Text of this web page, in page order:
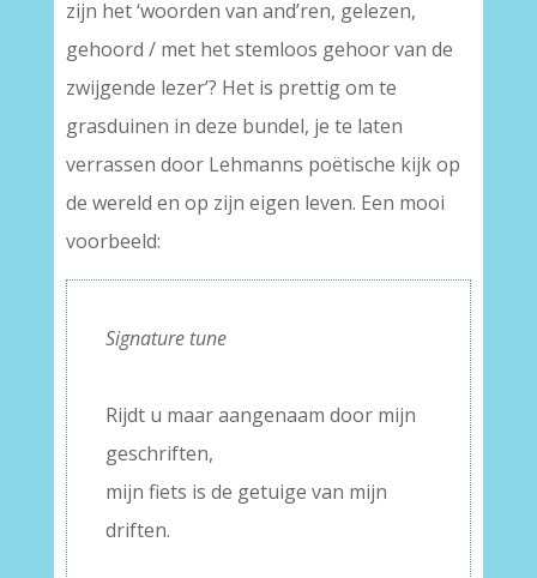
zijn het ‘woorden van and’ren, gelezen,
gehoord / met het stemloos gehoor van de
zwijgende lezer’? Het is prettig om te
grasduinen in deze bundel, je te laten
verrassen door Lehmanns poëtische kijk op
de wereld en op zijn eigen leven. Een mooi
voorbeeld:
Signature tune
Rijdt u maar aangenaam door mijn
geschriften,
mijn fiets is de getuige van mijn
driften.